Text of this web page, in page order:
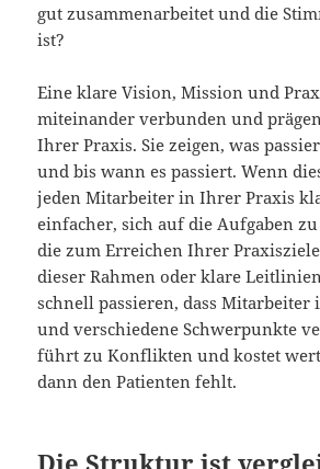
gut zusammenarbeitet und die
ist?
Eine klare Vision, Mission und
miteinander verbunden und
Ihrer Praxis. Sie zeigen, was
und bis wann es passiert. Wenn
jeden Mitarbeiter in Ihrer Praxis
einfacher, sich auf die Aufgaben
die zum Erreichen Ihrer
dieser Rahmen oder klare
schnell passieren, dass Mitarbeiter
und verschiedene Schwerpunkte
führt zu Konflikten und kostet
dann den Patienten fehlt.